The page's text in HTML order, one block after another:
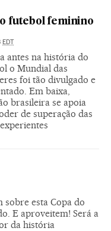
futebol feminino
EDT
antes na história do
o Mundial das
foi tão divulgado e
Em baixa,
brasileira se apoia
de superação das
sobre esta Copa do
E aproveitem! Será a
da história